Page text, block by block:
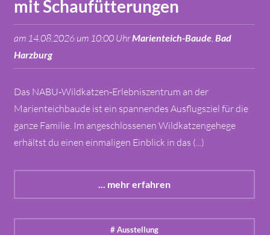
mit Schaufütterungen
am 14.08.2026 um 10:00 UhrMarienteich-Baude Bad
Harzburg
Das NABU‑Wildkatzen‑Erlebniszentrum an der
Marienteichbaude ist ein spannendes Ausflugsziel für die
ganze Familie. Im angeschlossenen Wildkatzengehege
erhältst du einen einmaligen Einblick in das (...)
... mehr erfahren
# Ausstellung